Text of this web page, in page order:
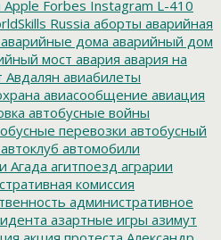
Apple Forbes Instagram L-410
Russia аборты аварийная
аварийные дома аварийный дом
мост авария авария на
Авдалян авиабилеты
авиасообщение авиация
автобусные войны
перевозки автобусный
автоклуб автомобили
Агада агитпоезд аграрии
комиссия
административное
азартные игры азимут